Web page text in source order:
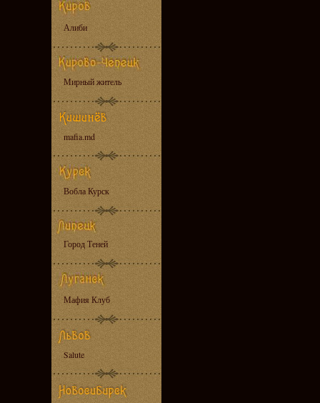
Алиби
Мирный житель
mafia.md
Вобла Курск
Город Теней
Мафия Клуб
Salute